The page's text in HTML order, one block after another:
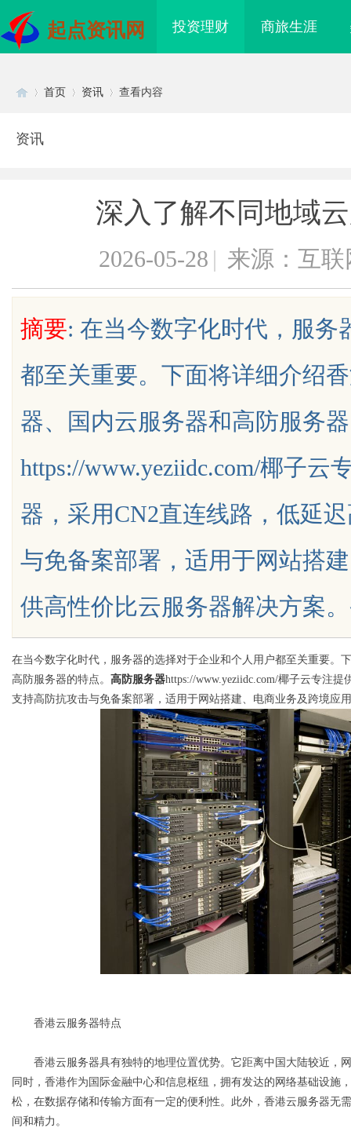
起点资讯网 投资理财 商旅生涯
uz
d
首页 资讯 查看内容
资讯
深入了解不同地域
2026-05-28 | 来源：互联
摘要: 在当今数字化时代，服务
都至关重要。下面将详细介绍
器、国内云服务器和高防服务
https://www.yeziidc.com/椰子云
器，采用CN2直连线路，低延
与免备案部署，适用于网站搭
供高性价比云服务器解决方案
在当今数字化时代，服务器的选择对于企业和个人用户都至关重要。
高防服务器的特点。 高防服务器https://www.yeziidc.com/椰子云专注
支持高防抗攻击与免备案部署，适用于网站搭建、电商业务及跨境应
香港云服务器特点
香港云服务器具有独特的地理位置优势。它距离中国大陆较近，
同时，香港作为国际金融中心和信息枢纽，拥有发达的网络基础设施
松，在数据存储和传输方面有一定的便利性。此外，香港云服务器无
间和精力。
律师 幕后英雄